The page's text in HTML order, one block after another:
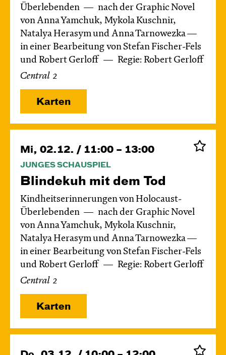
Überlebenden
nach der Graphic Novel
von Anna Yamchuk, Mykola Kuschnir,
Natalya Herasym und Anna Tarnowezka —
in einer Bearbeitung von Stefan Fischer-Fels
und Robert Gerloff
Regie: Robert Gerloff
Central 2
Karten
Mi, 02.12. / 11:00 – 13:00
JUNGES SCHAUSPIEL
Blinde­kuh mit dem Tod
Kindheitserinnerungen von Holocaust-
Überlebenden
nach der Graphic Novel
von Anna Yamchuk, Mykola Kuschnir,
Natalya Herasym und Anna Tarnowezka —
in einer Bearbeitung von Stefan Fischer-Fels
und Robert Gerloff
Regie: Robert Gerloff
Central 2
Karten